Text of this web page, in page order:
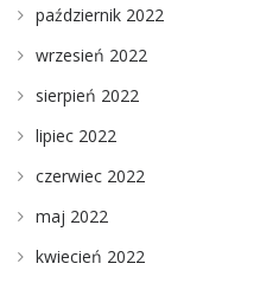
październik 2022
wrzesień 2022
sierpień 2022
lipiec 2022
czerwiec 2022
maj 2022
kwiecień 2022